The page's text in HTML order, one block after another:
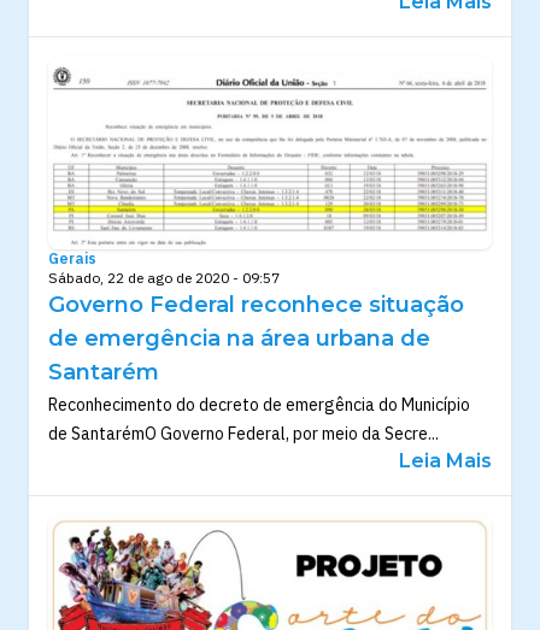
Gerais
Sábado, 22 de ago de 2020 - 09:57
Governo Federal reconhece situação
de emergência na área urbana de
Santarém
Reconhecimento do decreto de emergência do Município
de SantarémO Governo Federal, por meio da Secre...
Leia Mais